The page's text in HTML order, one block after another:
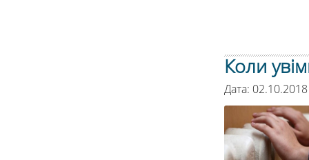
Коли
Дата: